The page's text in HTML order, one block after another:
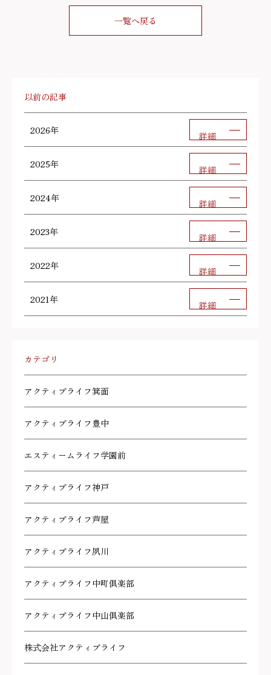
一覧へ戻る
以前の記事
2026年 詳細
2025年 詳細
2024年 詳細
2023年 詳細
2022年 詳細
2021年 詳細
カテゴリ
アクティブライフ箕面
アクティブライフ豊中
エスティームライフ学園前
アクティブライフ神戸
アクティブライフ芦屋
アクティブライフ夙川
アクティブライフ中町倶楽部
アクティブライフ中山倶楽部
株式会社アクティブライフ